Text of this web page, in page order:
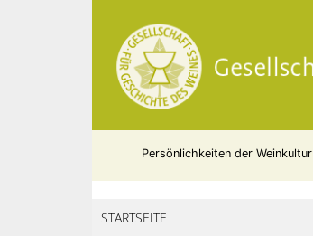
Persönlichkeiten der Weinkultur
STARTSEITE